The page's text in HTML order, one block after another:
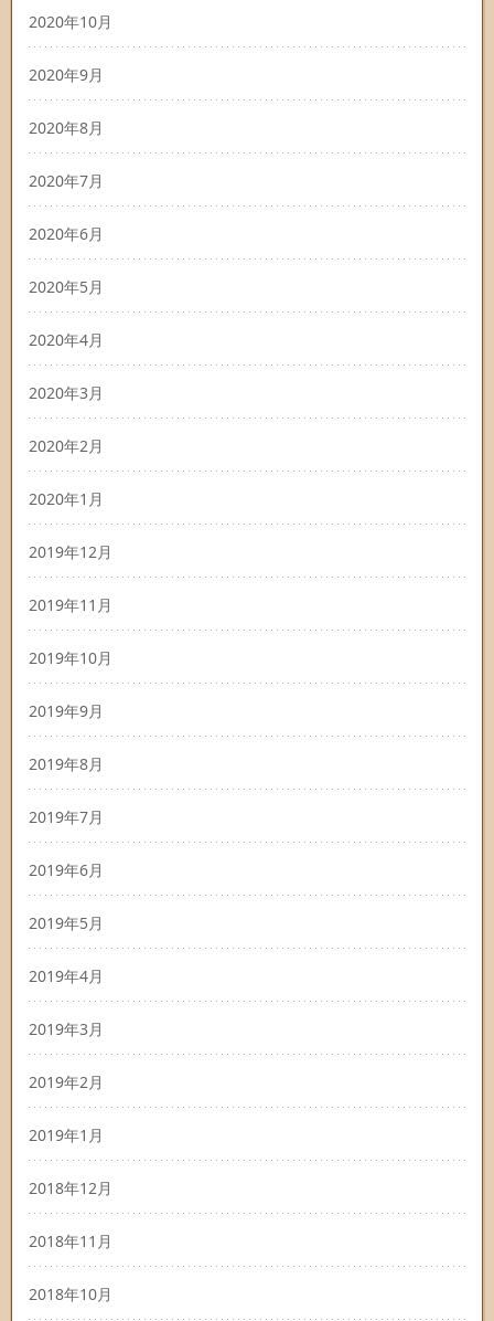
2020年10月
2020年9月
2020年8月
2020年7月
2020年6月
2020年5月
2020年4月
2020年3月
2020年2月
2020年1月
2019年12月
2019年11月
2019年10月
2019年9月
2019年8月
2019年7月
2019年6月
2019年5月
2019年4月
2019年3月
2019年2月
2019年1月
2018年12月
2018年11月
2018年10月